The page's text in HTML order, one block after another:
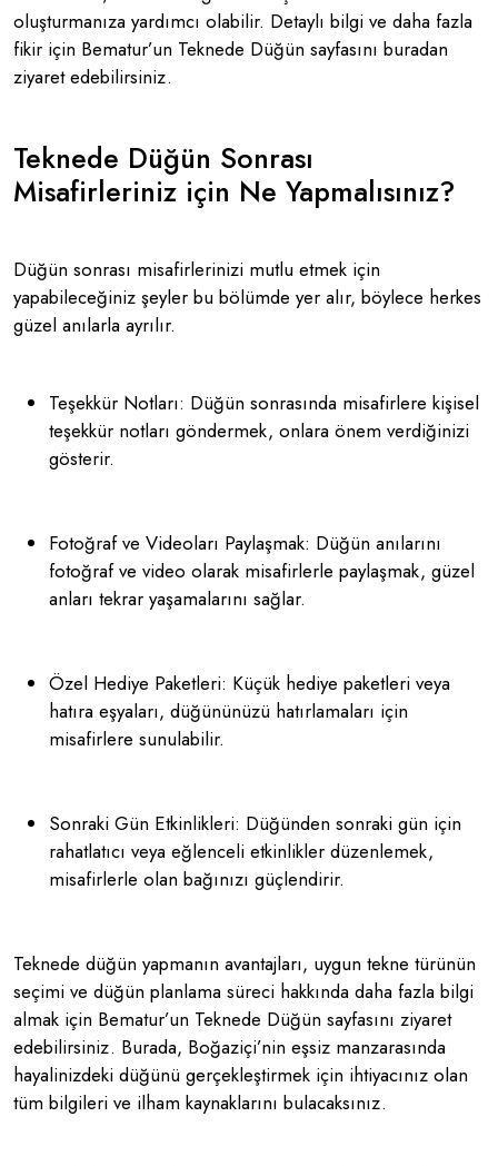
oluşturmanıza yardımcı olabilir. Detaylı bilgi ve daha fazla
fikir için Bematur’un Teknede Düğün sayfasını buradan
ziyaret edebilirsiniz.
Teknede Düğün Sonrası
Misafirleriniz için Ne Yapmalısınız?
Düğün sonrası misafirlerinizi mutlu etmek için
yapabileceğiniz şeyler bu bölümde yer alır, böylece herkes
güzel anılarla ayrılır.
Teşekkür Notları: Düğün sonrasında misafirlere kişisel
teşekkür notları göndermek, onlara önem verdiğinizi
gösterir.
Fotoğraf ve Videoları Paylaşmak: Düğün anılarını
fotoğraf ve video olarak misafirlerle paylaşmak, güzel
anları tekrar yaşamalarını sağlar.
Özel Hediye Paketleri: Küçük hediye paketleri veya
hatıra eşyaları, düğününüzü hatırlamaları için
misafirlere sunulabilir.
Sonraki Gün Etkinlikleri: Düğünden sonraki gün için
rahatlatıcı veya eğlenceli etkinlikler düzenlemek,
misafirlerle olan bağınızı güçlendirir.
Teknede düğün yapmanın avantajları, uygun tekne türünün
seçimi ve düğün planlama süreci hakkında daha fazla bilgi
almak için Bematur’un Teknede Düğün sayfasını ziyaret
edebilirsiniz. Burada, Boğaziçi’nin eşsiz manzarasında
hayalinizdeki düğünü gerçekleştirmek için ihtiyacınız olan
tüm bilgileri ve ilham kaynaklarını bulacaksınız.